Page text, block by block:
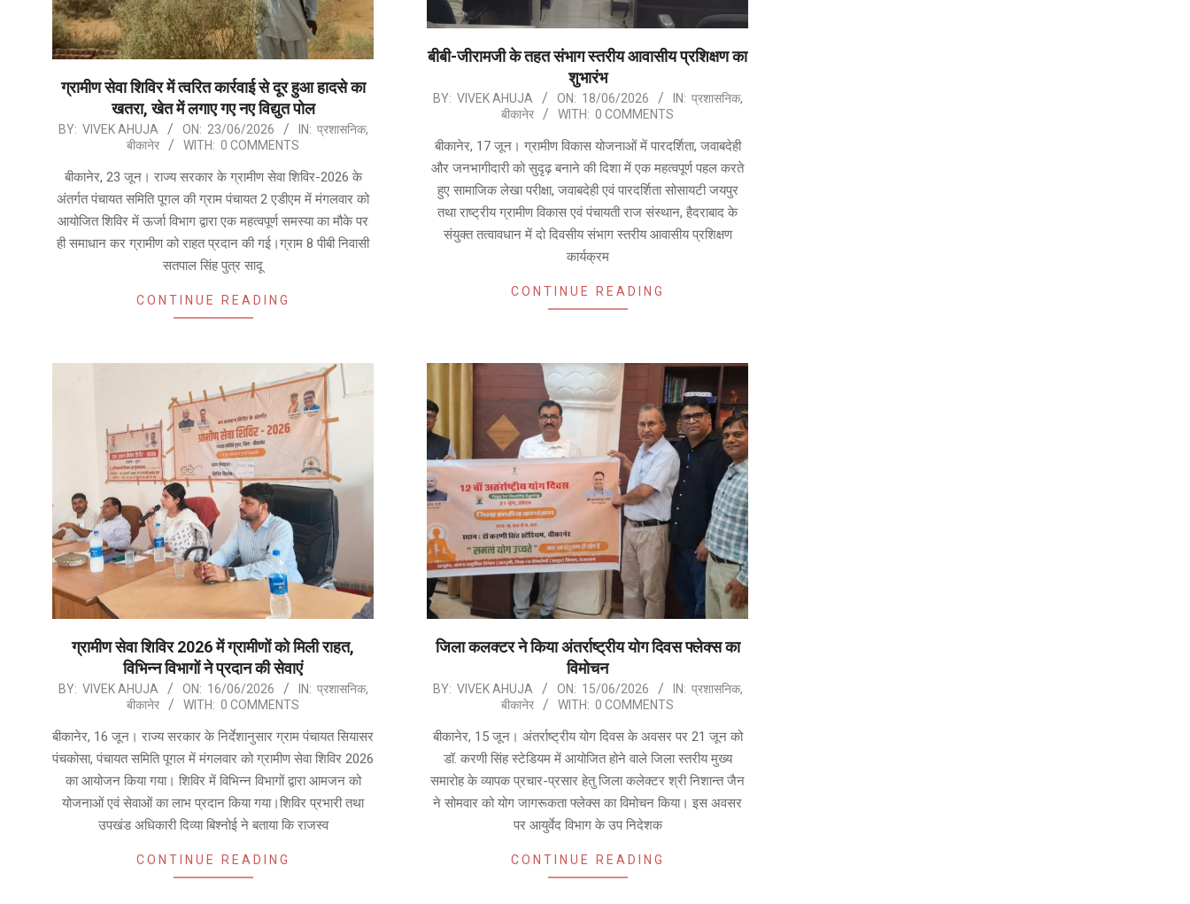
ग्रामीण सेवा शिविर में त्वरित कार्रवाई से दूर हुआ हादसे का
खतरा, खेत में लगाए गए नए विद्युत पोल
2026-
23
BY: VIVEK AHUJA ON: 23/06/2026 IN: प्रशासनिक,
बीकानेर
WITH: 0 COMMENTS
बीकानेर, 23 जून। राज्य सरकार के ग्रामीण सेवा शिविर-2026 के
अंतर्गत पंचायत समिति पूगल की ग्राम पंचायत 2 एडीएम में मंगलवार को
आयोजित शिविर में ऊर्जा विभाग द्वारा एक महत्वपूर्ण समस्या का मौके पर
ही समाधान कर ग्रामीण को राहत प्रदान की गई।ग्राम 8 पीबी निवासी
सतपाल सिंह पुत्र सादू
CONTINUE READING
बीबी-जीरामजी के तहत संभाग स्तरीय आवासीय प्रशिक्षण का
शुभारंभ
2026-
18
BY: VIVEK AHUJA ON: 18/06/2026 IN: प्रशासनिक,
बीकानेर
WITH: 0 COMMENTS
बीकानेर, 17 जून। ग्रामीण विकास योजनाओं में पारदर्शिता, जवाबदेही
और जनभागीदारी को सुदृढ़ बनाने की दिशा में एक महत्वपूर्ण पहल करते
हुए सामाजिक लेखा परीक्षा, जवाबदेही एवं पारदर्शिता सोसायटी जयपुर
तथा राष्ट्रीय ग्रामीण विकास एवं पंचायती राज संस्थान, हैदराबाद के
संयुक्त तत्वावधान में दो दिवसीय संभाग स्तरीय आवासीय प्रशिक्षण
कार्यक्रम
CONTINUE READING
ग्रामीण सेवा शिविर 2026 में ग्रामीणों को मिली राहत,
विभिन्न विभागों ने प्रदान की सेवाएं
2026-
16
BY: VIVEK AHUJA ON: 16/06/2026 IN: प्रशासनिक,
बीकानेर
WITH: 0 COMMENTS
बीकानेर, 16 जून। राज्य सरकार के निर्देशानुसार ग्राम पंचायत सियासर
पंचकोसा, पंचायत समिति पूगल में मंगलवार को ग्रामीण सेवा शिविर 2026
का आयोजन किया गया। शिविर में विभिन्न विभागों द्वारा आमजन को
योजनाओं एवं सेवाओं का लाभ प्रदान किया गया।शिविर प्रभारी तथा
उपखंड अधिकारी दिव्या बिश्नोई ने बताया कि राजस्व
CONTINUE READING
जिला कलक्टर ने किया अंतर्राष्ट्रीय योग दिवस फ्लेक्स का
विमोचन
2026-
15
BY: VIVEK AHUJA ON: 15/06/2026 IN: प्रशासनिक,
बीकानेर
WITH: 0 COMMENTS
बीकानेर, 15 जून। अंतर्राष्ट्रीय योग दिवस के अवसर पर 21 जून को
डॉ. करणी सिंह स्टेडियम में आयोजित होने वाले जिला स्तरीय मुख्य
समारोह के व्यापक प्रचार-प्रसार हेतु जिला कलेक्टर श्री निशान्त जैन
ने सोमवार को योग जागरूकता फ्लेक्स का विमोचन किया। इस अवसर
पर आयुर्वेद विभाग के उप निदेशक
CONTINUE READING